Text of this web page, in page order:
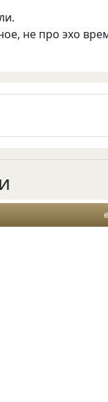
не про эхо